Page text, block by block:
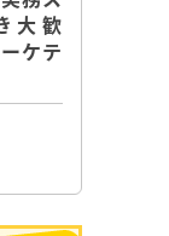
大歓
ケテ